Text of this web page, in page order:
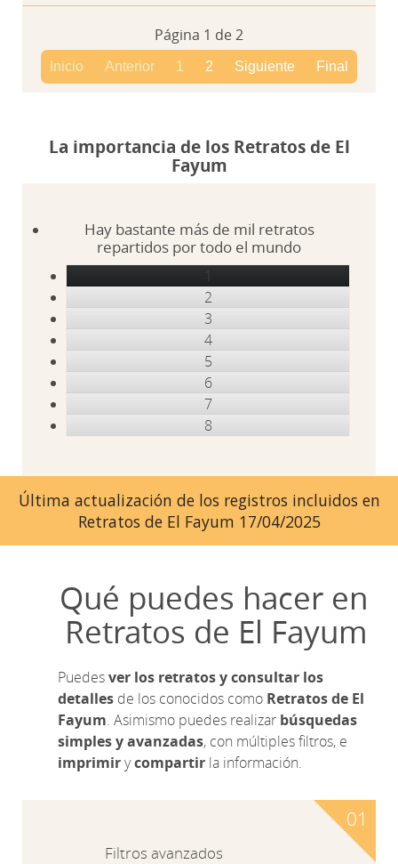
Página 1 de 2
Inicio Anterior 1 2 Siguiente Final
La importancia de los Retratos de El
Fayum
Hay bastante más de mil retratos
repartidos por todo el mundo
1
2
3
4
5
6
7
8
Última actualización de los registros incluidos en
Retratos de El Fayum 17/04/2025
Qué puedes hacer en
Retratos de El Fayum
Puedesver los retratos y consultar los
detalles de los conocidos como Retratos de El
Fayum. Asimismo puedes realizar búsquedas
simples y avanzadas, con múltiples filtros, e
imprimirycompartir la información.
Filtros avanzados